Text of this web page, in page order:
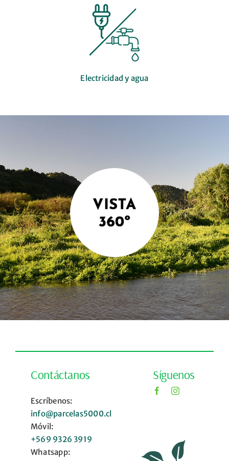
Electricidad y agua
Contáctanos
Escríbenos:
info@parcelas5000.cl
Móvil:
+569 9326 3919
Whatsapp:
Síguenos